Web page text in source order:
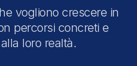
vogliono crescere in
percorsi concreti e
loro realtà.